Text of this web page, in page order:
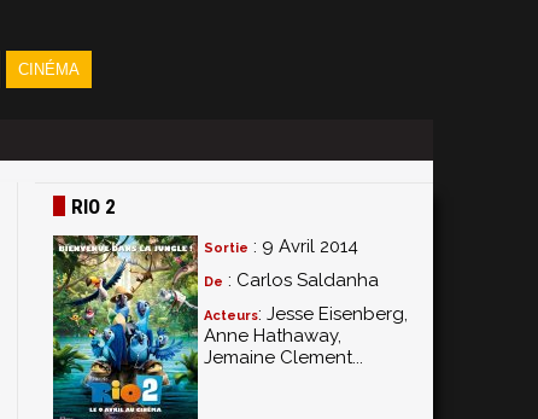
CINÉMA
RIO 2
Sortie : 9 Avril 2014
De : Carlos Saldanha
Acteurs: Jesse Eisenberg,
Anne Hathaway,
Jemaine Clement...